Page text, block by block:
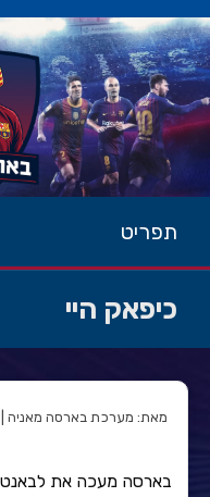
תפריט
כיפאק היי
מאת: מערכת בארסה מאניה | 11/07/2016 | קטגוריה:
בארסה מעכה את